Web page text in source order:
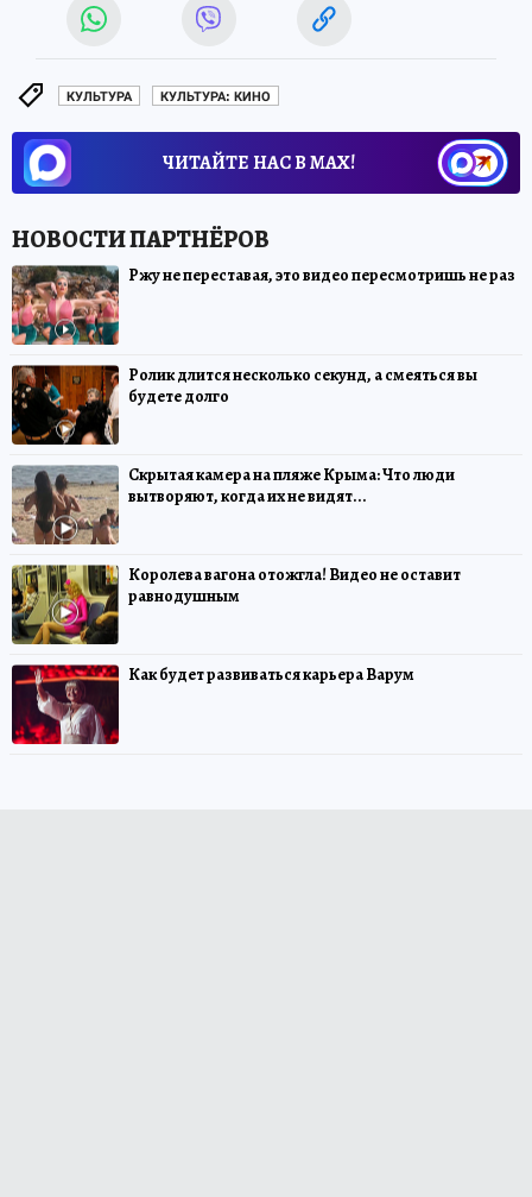
КУЛЬТУРА КУЛЬТУРА: КИНО
ЧИТАЙТЕ НАС В МАХ!
Ржу не переставая, это видео пересмотришь не раз
Ролик длится несколько секунд, а смеяться вы
будете долго
Скрытая камера на пляже Крыма: Что люди
вытворяют, когда их не видят...
Королева вагона отожгла! Видео не оставит
равнодушным
Как будет развиваться карьера Варум